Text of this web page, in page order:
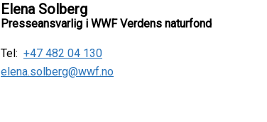
Elena Solberg
Presseansvarlig i WWF Verdens naturfond
Tel: +47 482 04 130
elena.solberg@wwf.no